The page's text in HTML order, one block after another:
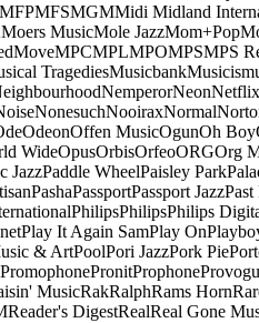
MFPMFSMGMMidi Midland
Moers MusicMole JazzMom+Pop
MoveMPCMPLMPOMPSMPS
TragediesMusicbank
NemperorNeonNetflix
NonesuchNooiraxNormal
OdeonOffen MusicOgunOh Boy
WideOpusOrbisOrfeoORGOrg
JazzPaddle WheelPaisley Park
PashaPassportPassport Jazz
PhilipsPhilipsPhilips
Play It Again SamPlay On
& ArtPoolPori JazzPork Pie
PromophonePronitProphone
MusicRakRalphRams Horn
Reader's DigestRealReal Gone